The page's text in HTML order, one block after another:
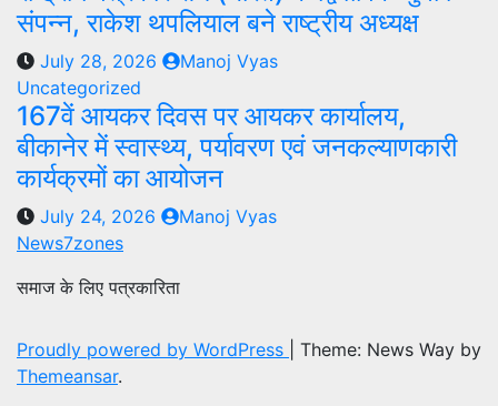
संपन्न, राकेश थपलियाल बने राष्ट्रीय अध्यक्ष
July 28, 2026
Manoj Vyas
Uncategorized
167वें आयकर दिवस पर आयकर कार्यालय,
बीकानेर में स्वास्थ्य, पर्यावरण एवं जनकल्याणकारी
कार्यक्रमों का आयोजन
July 24, 2026
Manoj Vyas
News7zones
समाज के लिए पत्रकारिता
Proudly powered by WordPress
Theme: News Way by
Themeansar.